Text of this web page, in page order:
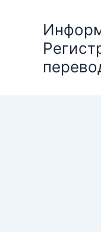
содержимому